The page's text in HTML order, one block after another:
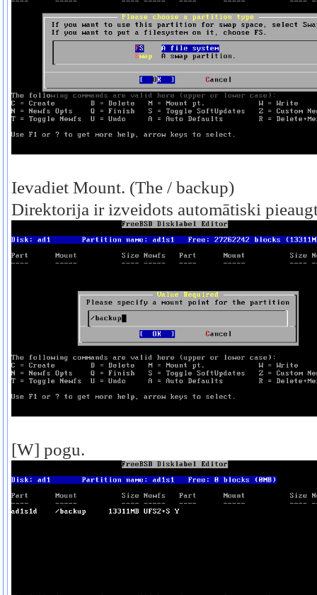
Ievadiet Mount. (The / backup)
Direktorija ir izveidots automātiski
[W] pogu.